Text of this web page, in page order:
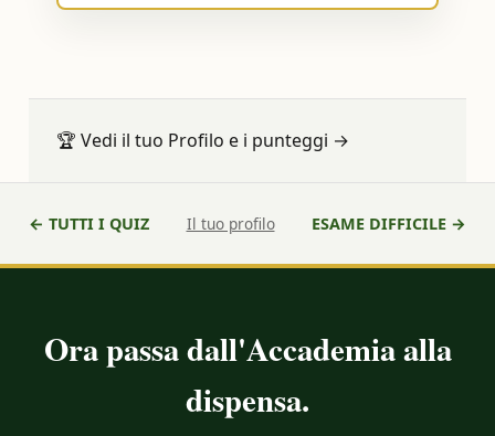
🎯 TEST
🕵 PROFILO
MAGAZINE
CONTATTI
🏆 Vedi il tuo Profilo e i punteggi →
← TUTTI I QUIZ Il tuo profilo ESAME DIFFICILE →
Ora passa dall'Accademia alla
dispensa.